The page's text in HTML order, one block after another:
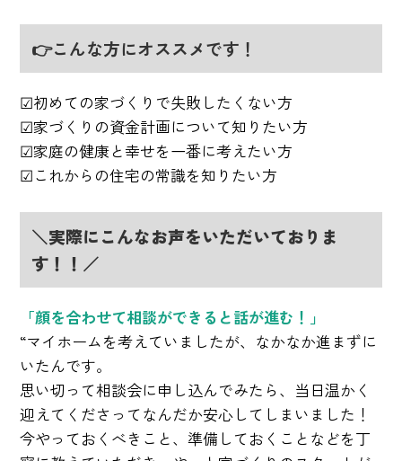
👉こんな方にオススメです！
☑初めての家づくりで失敗したくない方
☑家づくりの資金計画について知りたい方
☑家庭の健康と幸せを一番に考えたい方
☑これからの住宅の常識を知りたい方
＼実際にこんなお声をいただいておりま
す！！／
「顔を合わせて相談ができると話が進む！」
“マイホームを考えていましたが、なかなか進まずに
いたんです。
思い切って相談会に申し込んでみたら、当日温かく
迎えてくださってなんだか安心してしまいました！
今やっておくべきこと、準備しておくことなどを丁